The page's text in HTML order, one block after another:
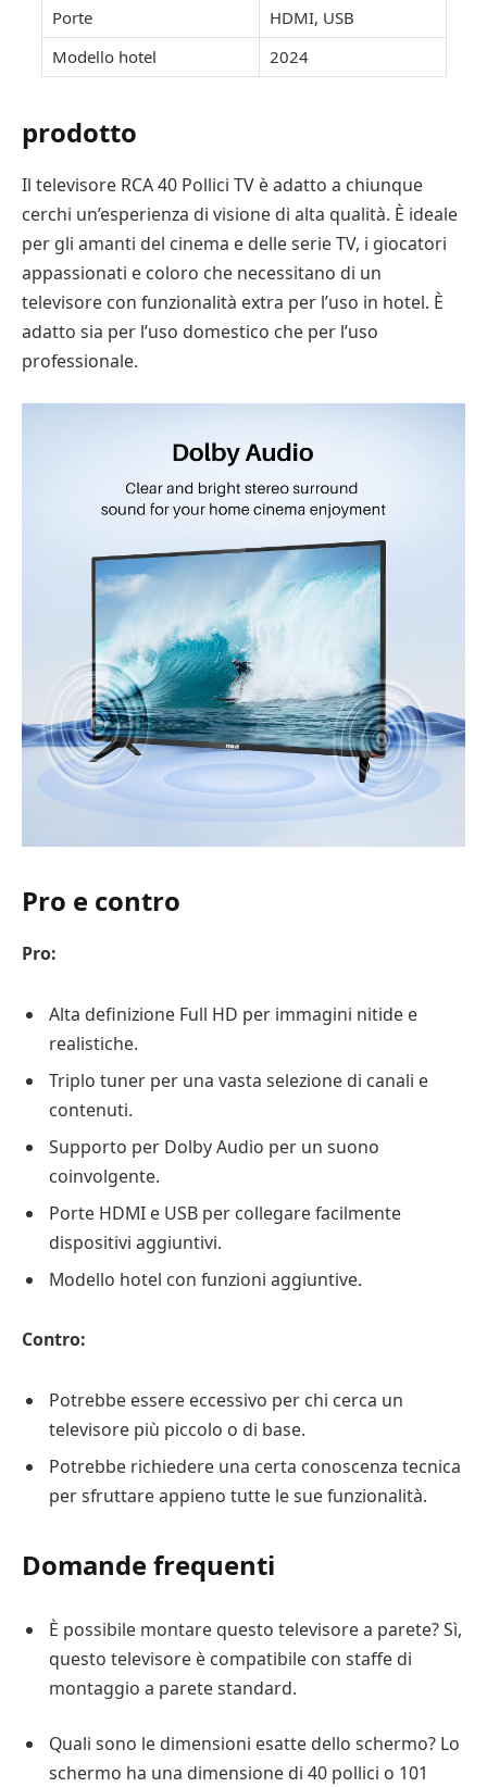
Porte
HDMI, USB
Modello hotel
2024
prodotto
Il televisore RCA 40 Pollici TV è adatto a chiunque
cerchi un’esperienza di visione di alta qualità. È ideale
per gli amanti del cinema e delle serie TV, i giocatori
appassionati e coloro che necessitano di un
televisore con funzionalità extra per l’uso in hotel. È
adatto sia per l’uso domestico che per l’uso
professionale.
Pro e contro
Pro:
Alta definizione Full HD per immagini nitide e
realistiche.
Triplo tuner per una vasta selezione di canali e
contenuti.
Supporto per Dolby Audio per un suono
coinvolgente.
Porte HDMI e USB per collegare facilmente
dispositivi aggiuntivi.
Modello hotel con funzioni aggiuntive.
Contro:
Potrebbe essere eccessivo per chi cerca un
televisore più piccolo o di base.
Potrebbe richiedere una certa conoscenza tecnica
per sfruttare appieno tutte le sue funzionalità.
Domande frequenti
È possibile montare questo televisore a parete? Sì,
questo televisore è compatibile con staffe di
montaggio a parete standard.
Quali sono le dimensioni esatte dello schermo? Lo
schermo ha una dimensione di 40 pollici o 101